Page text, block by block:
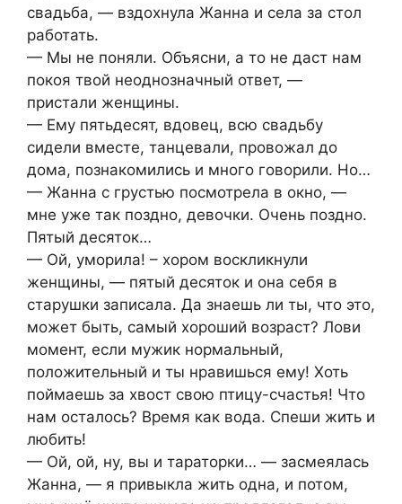
свадьба, — вздохнула Жанна и села за стол
работать.
— Мы не поняли. Объясни, а то не даст нам
покоя твой неоднозначный ответ, —
пристали женщины.
— Ему пятьдесят, вдовец, всю свадьбу
сидели вместе, танцевали, провожал до
дома, познакомились и много говорили. Но…
— Жанна с грустью посмотрела в окно, —
мне уже так поздно, девочки. Очень поздно.
Пятый десяток…
— Ой, уморила! – хором воскликнули
женщины, — пятый десяток и она себя в
старушки записала. Да знаешь ли ты, что это,
может быть, самый хороший возраст? Лови
момент, если мужик нормальный,
положительный и ты нравишься ему! Хоть
поймаешь за хвост свою птицу-счастья! Что
нам осталось? Время как вода. Спеши жить и
любить!
— Ой, ой, ну, вы и тараторки… — засмеялась
Жанна, — я привыкла жить одна, и потом,